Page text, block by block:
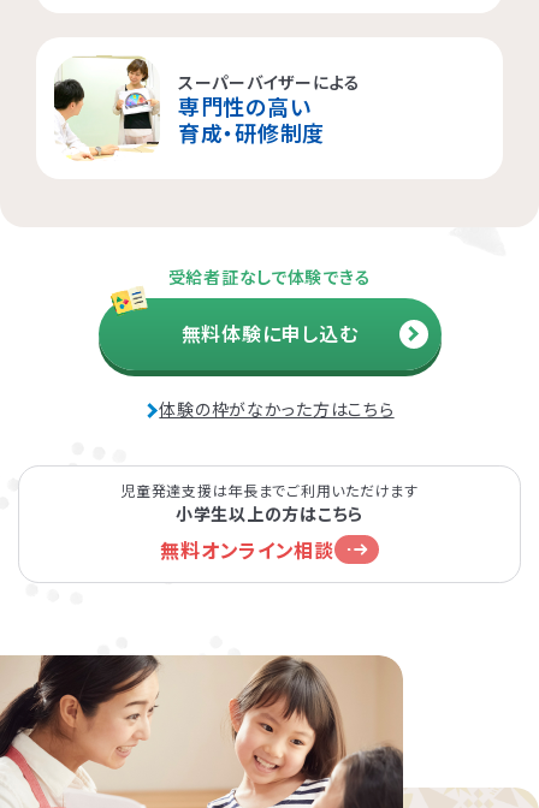
スーパーバイザーによる
専門性の高い
育成・研修制度
受給者証なしで体験できる
無料体験に申し込む
体験の枠がなかった方はこちら
児童発達支援は年長までご利用いただけます
小学生以上の方はこちら
無料オンライン相談
相模原市